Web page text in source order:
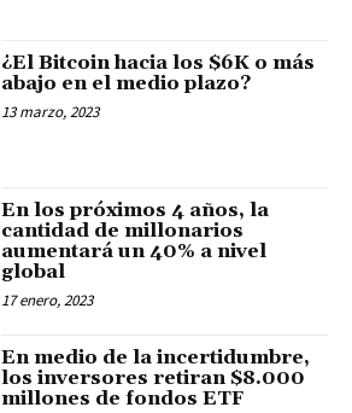
¿El Bitcoin hacia los $6K o más
abajo en el medio plazo?
13 marzo, 2023
En los próximos 4 años, la
cantidad de millonarios
aumentará un 40% a nivel
global
17 enero, 2023
En medio de la incertidumbre,
los inversores retiran $8.000
millones de fondos ETF